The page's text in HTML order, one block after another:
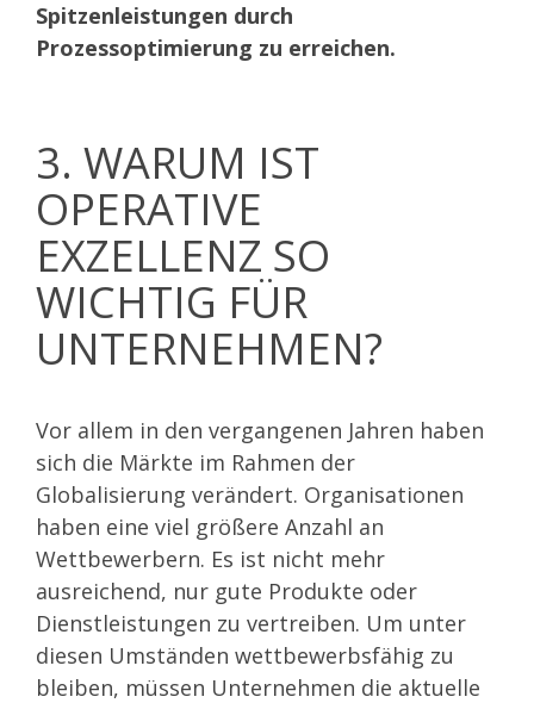
Spitzenleistungen durch
Prozessoptimierung zu erreichen.
3. WARUM IST
OPERATIVE
EXZELLENZ SO
WICHTIG FÜR
UNTERNEHMEN?
Vor allem in den vergangenen Jahren haben
sich die Märkte im Rahmen der
Globalisierung verändert. Organisationen
haben eine viel größere Anzahl an
Wettbewerbern. Es ist nicht mehr
ausreichend, nur gute Produkte oder
Dienstleistungen zu vertreiben. Um unter
diesen Umständen wettbewerbsfähig zu
bleiben, müssen Unternehmen die aktuelle